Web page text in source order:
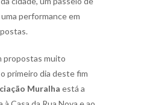
performance em
propostas muito
primeiro dia deste fim
Muralha está a